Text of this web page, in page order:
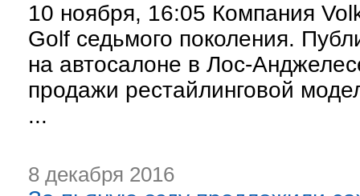
10 ноября, 16:05 Компания
Golf седьмого поколения.
на автосалоне в Лос-
продажи рестайлинговой
...
8 декабря 2016